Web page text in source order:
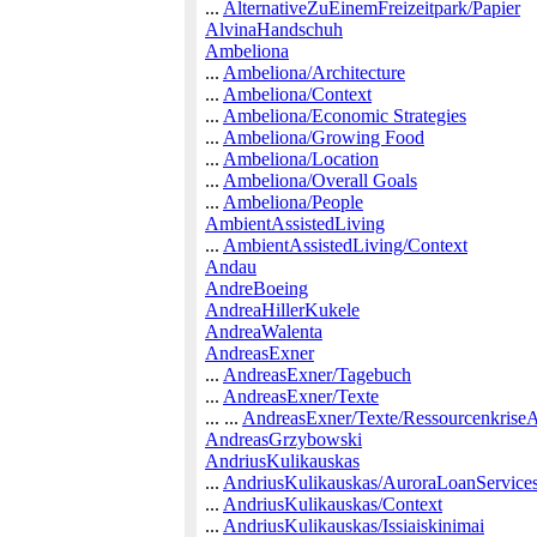
... AlternativeZuEinemFreizeitpark/Papier
AlvinaHandschuh
Ambeliona
... Ambeliona/Architecture
... Ambeliona/Context
... Ambeliona/Economic Strategies
... Ambeliona/Growing Food
... Ambeliona/Location
... Ambeliona/Overall Goals
... Ambeliona/People
AmbientAssistedLiving
... AmbientAssistedLiving/Context
Andau
AndreBoeing
AndreaHillerKukele
AndreaWalenta
AndreasExner
... AndreasExner/Tagebuch
... AndreasExner/Texte
... ... AndreasExner/Texte/
AndreasGrzybowski
AndriusKulikauskas
... AndriusKulikauskas/
... AndriusKulikauskas/Context
... AndriusKulikauskas/Issiaiskinimai